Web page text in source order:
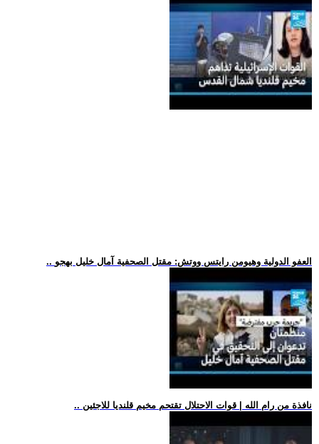
.. العفو الدولية وهيومن رايتس ووتش: مقتل الصحفية آمال خليل بهجو
.. نافذة من رام الله | قوات الاحتلال تقتحم مخيم قلنديا للاجئين